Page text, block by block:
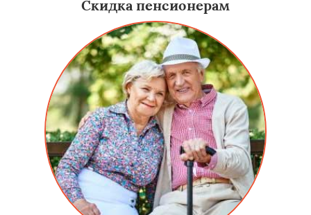
Скидка пенсионерам